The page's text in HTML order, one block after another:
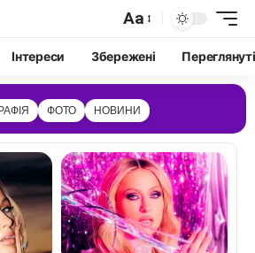
Aa
Інтереси Збережені Переглянуті
ФОТО НОВИНИ